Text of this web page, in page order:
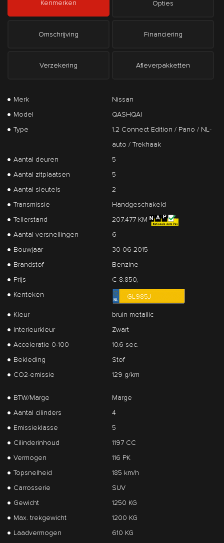
Kenmerken Opties
Omschrijving Financiering
Verzekering Afleverpakketten
Merk
Nissan
Model
QASHQAI
Type
1.2 Connect Edition / Pano / NL-
auto / Trekhaak
Aantal deuren
5
Aantal zitplaatsen
5
Aantal sleutels
2
Transmissie
Handgeschakeld
Tellerstand
207.477 KM
Aantal versnellingen
6
Bouwjaar
30-06-2015
Brandstof
Benzine
Prijs
€ 8.850,-
Kenteken
GL985J
Kleur
bruin metallic
Interieurkleur
Zwart
Acceleratie 0-100
10.6 sec.
Bekleding
Stof
CO2-emissie
129 g/km
BTW/Marge
Marge
Aantal cilinders
4
Emissieklasse
5
Cilinderinhoud
1197 CC
Vermogen
116 PK
Topsnelheid
185 km/h
Carrosserie
SUV
Gewicht
1250 KG
Max. trekgewicht
1200 KG
Laadvermogen
610 KG